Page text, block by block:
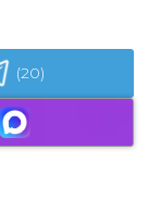
(20)